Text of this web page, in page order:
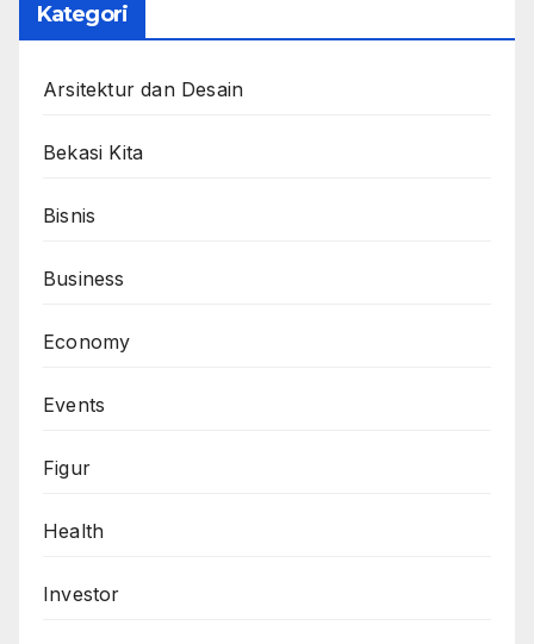
Kategori
Arsitektur dan Desain
Bekasi Kita
Bisnis
Business
Economy
Events
Figur
Health
Investor